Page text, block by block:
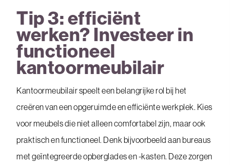
Tip 3: efficiënt
werken? Investeer in
functioneel
kantoormeubilair
Kantoormeubilair speelt een belangrijke rol bij het
creëren van een opgeruimde en efficiënte werkplek. Kies
voor meubels die niet alleen comfortabel zijn, maar ook
praktisch en functioneel. Denk bijvoorbeeld aan bureaus
met geïntegreerde opberglades en -kasten. Deze zorgen